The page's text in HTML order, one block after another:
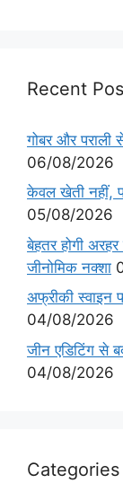
Recent
गोबर और पराली
06/08/2026
केवल खेती नहीं,
05/08/2026
बेहतर होगी
जीनोमिक नक्शा
अफ्रीकी स्वाइन
04/08/2026
जीन एडिटिंग से
04/08/2026
Categories